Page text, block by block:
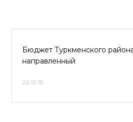
Бюджет Туркменского
направленный
22.12.15